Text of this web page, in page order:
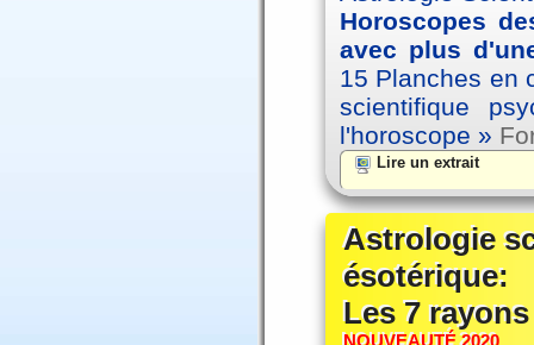
Horoscopes
avec plus
15 Planches en
scientifique
l'horoscope »
Lire un extrait
Astrologie
ésotérique:
Les 7